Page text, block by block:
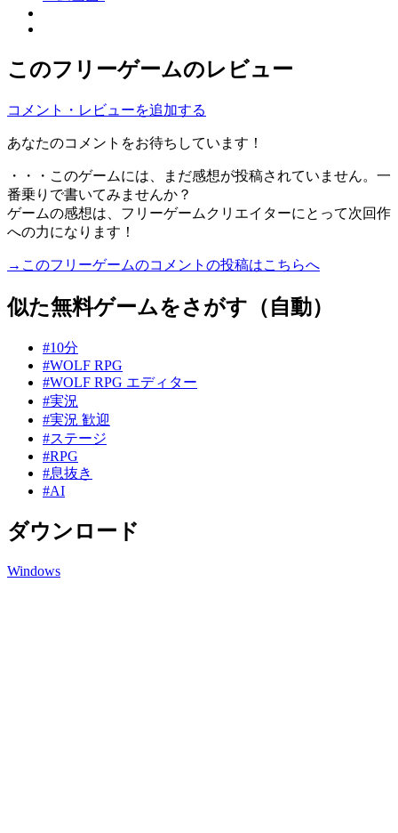
このフリーゲームのレビュー
コメント・レビューを追加する
あなたのコメントをお待ちしています！
・・・このゲームには、まだ感想が投稿されていません。一
番乗りで書いてみませんか？
ゲームの感想は、フリーゲームクリエイターにとって次回作
への力になります！
→このフリーゲームのコメントの投稿はこちらへ
似た無料ゲームをさがす（自動）
#10分
#WOLF RPG
#WOLF RPG エディター
#実況
#実況 歓迎
#ステージ
#RPG
#息抜き
#AI
ダウンロード
Windows